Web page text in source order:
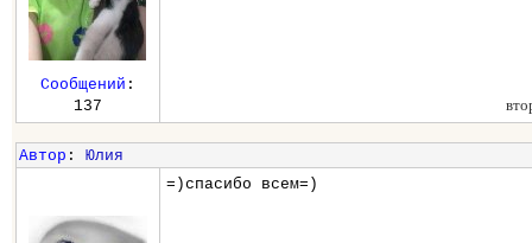
Сообщений :
137
Автор : Юлия
=)спасибо всем=)